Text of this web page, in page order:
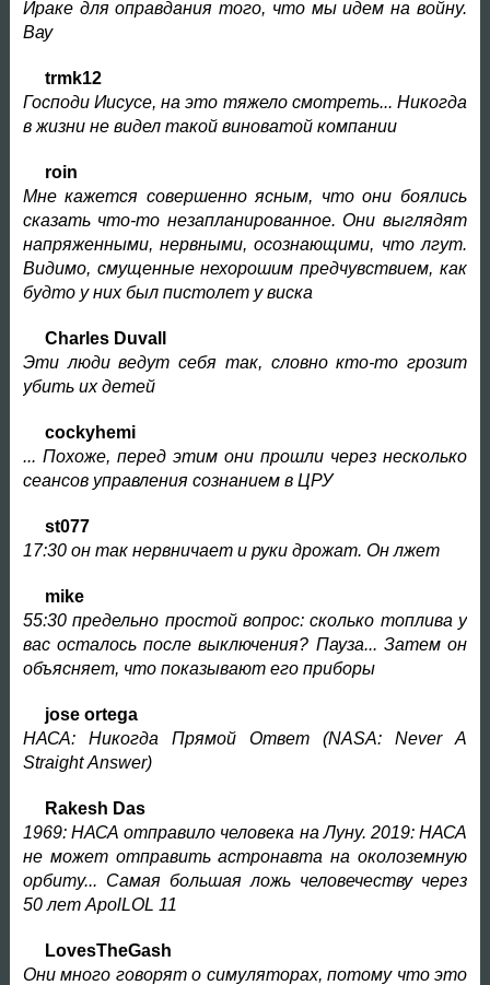
Ираке для оправдания того, что мы идем на войну.
Вау
trmk12
Господи Иисусе, на это тяжело смотреть... Никогда
в жизни не видел такой виноватой компании
roin
Мне кажется совершенно ясным, что они боялись
сказать что-то незапланированное. Они выглядят
напряженными, нервными, осознающими, что лгут.
Видимо, смущенные нехорошим предчувствием, как
будто у них был пистолет у виска
Charles Duvall
Эти люди ведут себя так, словно кто-то грозит
убить их детей
cockyhemi
... Похоже, перед этим они прошли через несколько
сеансов управления сознанием в ЦРУ
st077
17:30 он так нервничает и руки дрожат. Он лжет
mike
55:30 предельно простой вопрос: сколько топлива у
вас осталось после выключения? Пауза... Затем он
объясняет, что показывают его приборы
jose ortega
НАСА: Никогда Прямой Ответ(NASA: Never
A
Straight Answer)
Rakesh Das
1969: НАСА отправило человека на Луну. 2019: НАСА
не может отправить астронавта на околоземную
орбиту... Самая большая ложь человечеству через
50 лет ApolLOL 11
LovesTheGash
Они много говорят о симуляторах, потому что это